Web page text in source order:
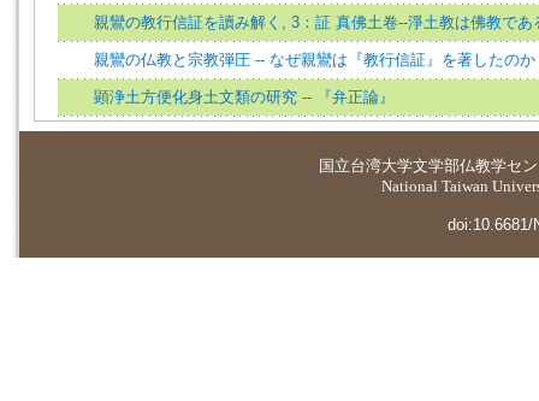
親鸞の教行信証を讀み解く, 3：証 真佛土卷--淨土教は佛教であ
親鸞の仏教と宗教弾圧 -- なぜ親鸞は『教行信証』を著したのか
顕浄土方便化身土文類の研究 -- 『弁正論』
国立台湾大学文学部仏教学セ
National Taiwan
doi:10.6681/